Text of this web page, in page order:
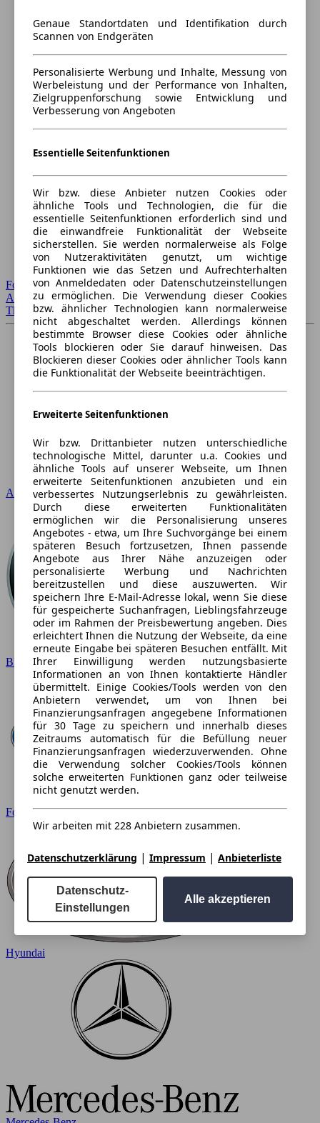
Forum Startseite
Alle Auto-Foren
Themen-Forum
Audi
BMW
Ford
Hyundai
Genaue Standortdaten und Identifikation durch
Scannen von Endgeräten
Personalisierte Werbung und Inhalte, Messung von
Werbeleistung und der Performance von Inhalten,
Zielgruppenforschung sowie Entwicklung und
Verbesserung von Angeboten
Essentielle Seitenfunktionen
Wir bzw. diese Anbieter nutzen Cookies oder
ähnliche Tools und Technologien, die für die
essentielle Seitenfunktionen erforderlich sind und
die einwandfreie Funktionalität der Webseite
sicherstellen. Sie werden normalerweise als Folge
von Nutzeraktivitäten genutzt, um wichtige
Funktionen wie das Setzen und Aufrechterhalten
von Anmeldedaten oder Datenschutzeinstellungen
zu ermöglichen. Die Verwendung dieser Cookies
bzw. ähnlicher Technologien kann normalerweise
nicht abgeschaltet werden. Allerdings können
bestimmte Browser diese Cookies oder ähnliche
Tools blockieren oder Sie darauf hinweisen. Das
Blockieren dieser Cookies oder ähnlicher Tools kann
die Funktionalität der Webseite beeinträchtigen.
Erweiterte Seitenfunktionen
Wir bzw. Drittanbieter nutzen unterschiedliche
technologische Mittel, darunter u.a. Cookies und
ähnliche Tools auf unserer Webseite, um Ihnen
erweiterte Seitenfunktionen anzubieten und ein
verbessertes Nutzungserlebnis zu gewährleisten.
Durch diese erweiterten Funktionalitäten
ermöglichen wir die Personalisierung unseres
Angebotes - etwa, um Ihre Suchvorgänge bei einem
späteren Besuch fortzusetzen, Ihnen passende
Angebote aus Ihrer Nähe anzuzeigen oder
personalisierte Werbung und Nachrichten
bereitzustellen und diese auszuwerten. Wir
speichern Ihre E-Mail-Adresse lokal, wenn Sie diese
für gespeicherte Suchanfragen, Lieblingsfahrzeuge
oder im Rahmen der Preisbewertung angeben. Dies
erleichtert Ihnen die Nutzung der Webseite, da eine
erneute Eingabe bei späteren Besuchen entfällt. Mit
Ihrer Einwilligung werden nutzungsbasierte
Informationen an von Ihnen kontaktierte Händler
übermittelt. Einige Cookies/Tools werden von den
Anbietern verwendet, um von Ihnen bei
Finanzierungsanfragen angegebene Informationen
für 30 Tage zu speichern und innerhalb dieses
Zeitraums automatisch für die Befüllung neuer
Finanzierungsanfragen wiederzuverwenden. Ohne
die Verwendung solcher Cookies/Tools können
solche erweiterten Funktionen ganz oder teilweise
nicht genutzt werden.
Wir arbeiten mit 228 Anbietern zusammen.
Datenschutzerklärung | Impressum | Anbieterliste
Datenschutz-
Einstellungen
Alle akzeptieren